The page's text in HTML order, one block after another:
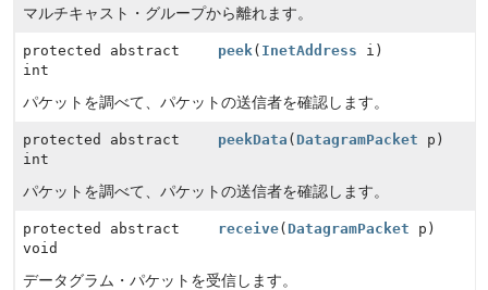
マルチキャスト・グループから離れます。
protected abstract
int
peek( InetAddress i)
パケットを調べて、パケットの送信者を確認します。
protected abstract
int
peekData ( DatagramPacket p)
パケットを調べて、パケットの送信者を確認します。
protected abstract
void
receive(DatagramPacket p)
データグラム・パケットを受信します。